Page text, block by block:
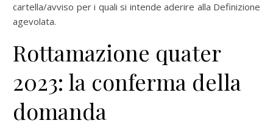
cartella/avviso per i quali si intende aderire alla Definizione
agevolata.
Rottamazione quater
2023: la conferma della
domanda